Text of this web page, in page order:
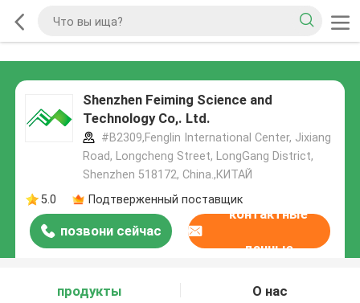
Shenzhen Feiming Science and
Technology Co,. Ltd.
#B2309,Fenglin International Center, Jixiang
Road, Longcheng Street, LongGang District,
Shenzhen 518172, China.,КИТАЙ
5.0
Подтверженный поставщик
позвони сейчас
контактные
данные
продукты О нас